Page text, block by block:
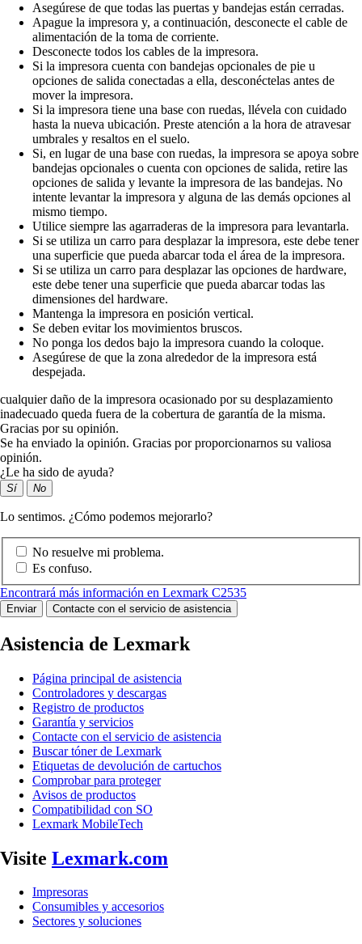
Asegúrese de que todas las puertas y bandejas están cerradas.
Apague la impresora y, a continuación, desconecte el cable de
alimentación de la toma de corriente.
Desconecte todos los cables de la impresora.
Si la impresora cuenta con bandejas opcionales de pie u
opciones de salida conectadas a ella, desconéctelas antes de
mover la impresora.
Si la impresora tiene una base con ruedas, llévela con cuidado
hasta la nueva ubicación. Preste atención a la hora de atravesar
umbrales y resaltos en el suelo.
Si, en lugar de una base con ruedas, la impresora se apoya sobre
bandejas opcionales o cuenta con opciones de salida, retire las
opciones de salida y levante la impresora de las bandejas. No
intente levantar la impresora y alguna de las demás opciones al
mismo tiempo.
Utilice siempre las agarraderas de la impresora para levantarla.
Si se utiliza un carro para desplazar la impresora, este debe tener
una superficie que pueda abarcar toda el área de la impresora.
Si se utiliza un carro para desplazar las opciones de hardware,
este debe tener una superficie que pueda abarcar todas las
dimensiones del hardware.
Mantenga la impresora en posición vertical.
Se deben evitar los movimientos bruscos.
No ponga los dedos bajo la impresora cuando la coloque.
Asegúrese de que la zona alrededor de la impresora está
despejada.
cualquier daño de la impresora ocasionado por su desplazamiento
inadecuado queda fuera de la cobertura de garantía de la misma.
Gracias por su opinión.
Se ha enviado la opinión. Gracias por proporcionarnos su valiosa
opinión.
¿Le ha sido de ayuda?
Sí No
Lo sentimos. ¿Cómo podemos mejorarlo?
No resuelve mi problema.
Es confuso.
Encontrará más información en Lexmark C2535
Enviar Contacte con el servicio de asistencia
Asistencia de Lexmark
Página principal de asistencia
Controladores y descargas
Registro de productos
Garantía y servicios
Contacte con el servicio de asistencia
Buscar tóner de Lexmark
Etiquetas de devolución de cartuchos
Comprobar para proteger
Avisos de productos
Compatibilidad con SO
Lexmark MobileTech
Visite Lexmark.com
Impresoras
Consumibles y accesorios
Sectores y soluciones